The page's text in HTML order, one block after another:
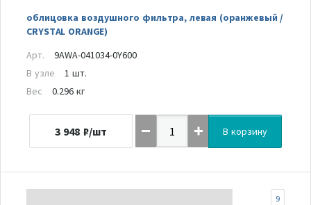
облицовка воздушного фильтра, левая (оранжевый /
CRYSTAL ORANGE)
Арт.
9AWA-041034-0Y600
В узле
1 шт.
Вес
0.296 кг
3 948 ₽/шт В корзину
9